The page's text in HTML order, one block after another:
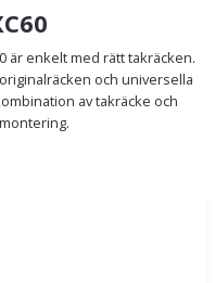
är enkelt med rätt takräcken.
och universella
av takräcke och